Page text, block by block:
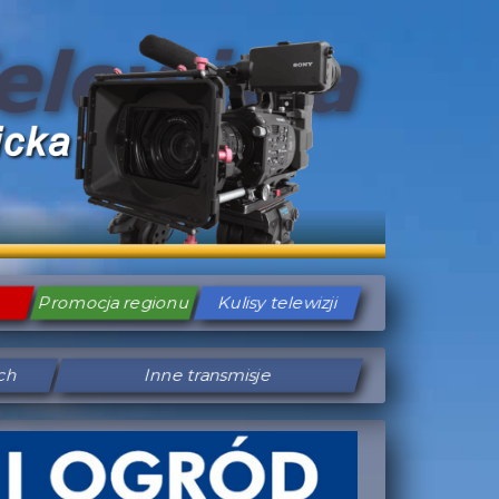
Promocja regionu Kulisy telewizji
Inne transmisje